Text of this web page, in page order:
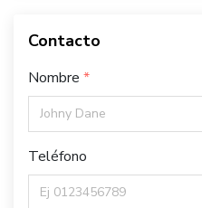
Contacto
Nombre
Teléfono